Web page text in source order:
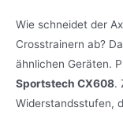
Wie schneidet der
Crosstrainern ab?
ähnlichen Geräten.
Sportstech CX608.
Widerstandsstufen,